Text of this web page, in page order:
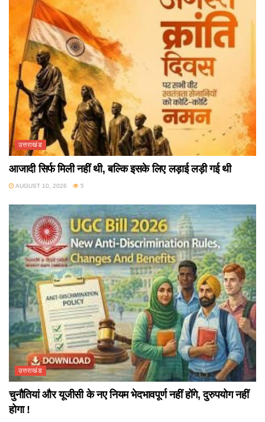
उत्तराखंड
आजादी सिर्फ मिली नहीं थी, बल्कि इसके लिए लड़ाई लड़ी गई थी
AUGUST 10, 2026 5
उत्तराखंड
चुनौतियां और यूजीसी के नए नियम भेदभावपूर्ण नहीं होंगे, दुरुपयोग नहीं
होगा !